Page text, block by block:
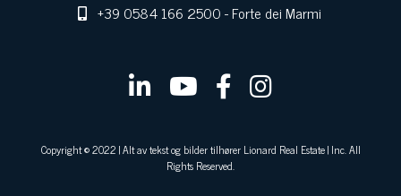
+39 0584 166 2500- Forte dei Marmi
Copyright © 2022 | Alt av tekst og bilder tilhører Lionard Real Estate | Inc. All
Rights Reserved.